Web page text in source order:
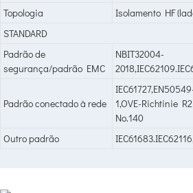
Topologia
Isolamento HF
STANDARD
Padrão de
segurança/padrão EMC
NBIT32004-
Padrão conectado à rede
1,OVE-Richtinie
No.140
Outro padrão